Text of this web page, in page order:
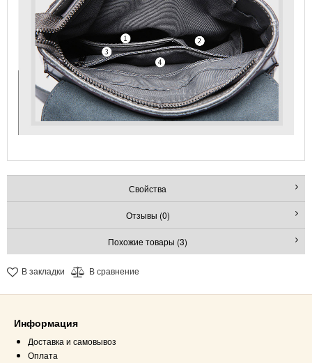
Свойства
Отзывы (0)
Похожие товары (3)
В закладки В сравнение
Информация
Доставка и самовывоз
Оплата